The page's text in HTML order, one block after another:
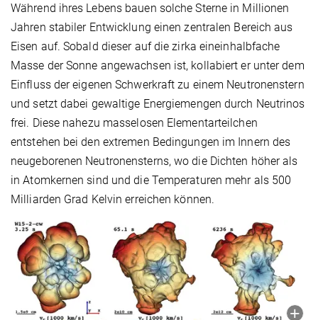
Während ihres Lebens bauen solche Sterne in Millionen
Jahren stabiler Entwicklung einen zentralen Bereich aus
Eisen auf. Sobald dieser auf die zirka eineinhalbfache
Masse der Sonne angewachsen ist, kollabiert er unter dem
Einfluss der eigenen Schwerkraft zu einem Neutronenstern
und setzt dabei gewaltige Energiemengen durch Neutrinos
frei. Diese nahezu masselosen Elementarteilchen
entstehen bei den extremen Bedingungen im Innern des
neugeborenen Neutronensterns, wo die Dichten höher als
in Atomkernen sind und die Temperaturen mehr als 500
Milliarden Grad Kelvin erreichen können.